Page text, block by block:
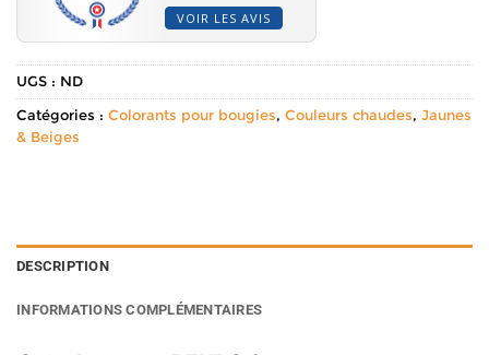
VOIR LES AVIS
UGS : ND
Catégories : Colorants pour bougies, Couleurs chaudes, Jaunes
& Beiges
DESCRIPTION
INFORMATIONS COMPLÉMENTAIRES